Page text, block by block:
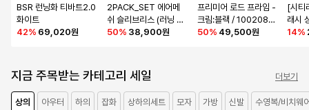
BSR 런닝화 티바트2.0
화이트
42% 69,020원
2PACK_SET 에어메
쉬 슬리브리스 (러닝 스
윔 헬스)
50% 38,900원
프리미어 로드 프라임 -
크림:블랙 / 1002086
62
50% 49,500원
[시티
래시
or)
14%
지금 주목받는 카테고리 세일 더보기
상의 아우터 하의 잡화 상하의세트 모자 가방 신발 수영복/비치웨